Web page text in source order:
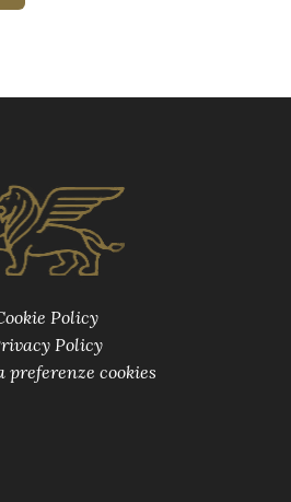
Policy
Policy
preferenze cookies